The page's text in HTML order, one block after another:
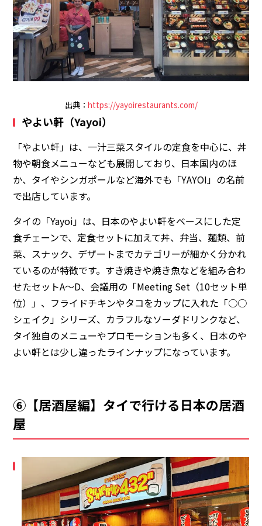
出典： https://yayoirestaurants.com/
やよい軒（Yayoi）
「やよい軒」は、一汁三菜スタイルの定食を中心に、丼
物や朝食メニューなども展開しており、日本国内のほ
か、タイやシンガポールなど海外でも「YAYOI」の名前
で出店しています。
タイの「Yayoi」は、日本のやよい軒をベースにした定
食チェーンで、定食セットに加えて丼、弁当、麺類、前
菜、スナック、デザートまでカテゴリーが細かく分かれ
ているのが特徴です。すき焼きや焼き魚などを組み合わ
せたセットA〜D、会議用の「Meeting Set（10セット単
位）」、フライドチキンやタコをカップに入れた「○○
シェイク」シリーズ、カラフルなソーダドリンクなど、
タイ独自のメニューやプロモーションも多く、日本のや
よい軒とは少し違ったラインナップになっています。
⑥【居酒屋編】タイで行ける日本の居酒
屋